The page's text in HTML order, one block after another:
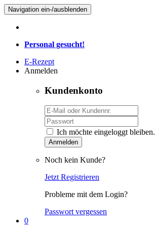
Navigation ein-/ausblenden
Personal gesucht!
E-Rezept
Anmelden
Kundenkonto
Ich möchte eingeloggt bleiben.
Anmelden
Noch kein Kunde?
Jetzt Registrieren
Probleme mit dem Login?
Passwort vergessen
0